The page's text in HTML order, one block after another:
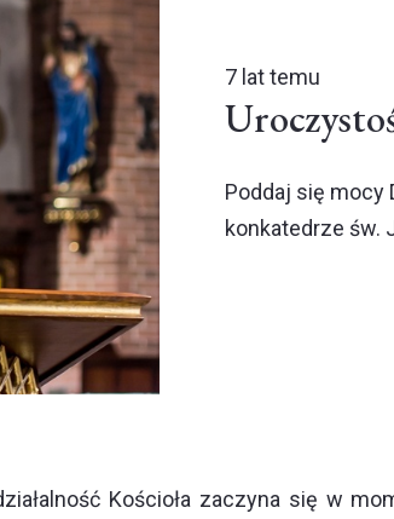
7 lat temu
Poddaj się mocy
konkatedrze św.
Kościoła zaczyna się w